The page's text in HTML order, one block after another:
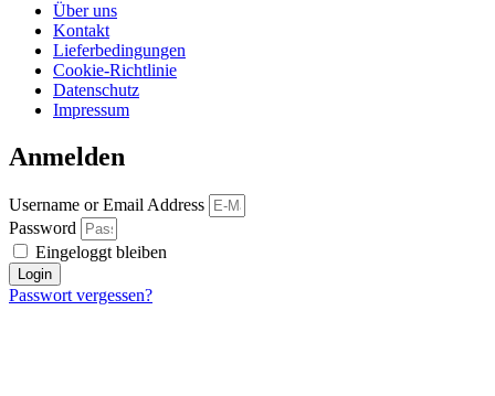
Über uns
Kontakt
Lieferbedingungen
Cookie-Richtlinie
Datenschutz
Impressum
Anmelden
Username or Email Address
Password
Eingeloggt bleiben
Login
Passwort vergessen?